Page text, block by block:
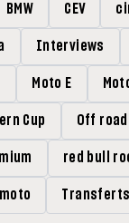
BMW CEV
Interviews
Moto E
Cup Off road
red bull
Transferts